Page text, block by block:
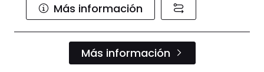
Más información
Más información